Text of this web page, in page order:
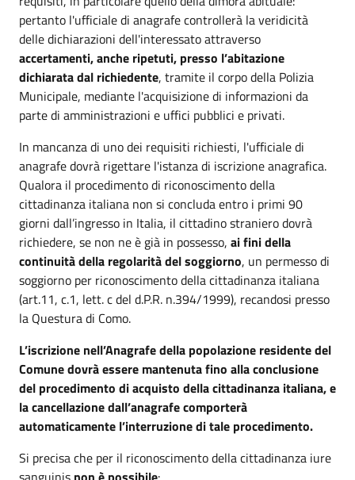
pertanto l'ufficiale di anagrafe controllerà la veridicità
delle dichiarazioni dell'interessato attraverso
accertamenti, anche ripetuti, presso l’abitazione
dichiarata dal richiedente, tramite il corpo della Polizia
Municipale, mediante l'acquisizione di informazioni da
parte di amministrazioni e uffici pubblici e privati.
In mancanza di uno dei requisiti richiesti, l'ufficiale di
anagrafe dovrà rigettare l'istanza di iscrizione anagrafica.
Qualora il procedimento di riconoscimento della
cittadinanza italiana non si concluda entro i primi 90
giorni dall’ingresso in Italia, il cittadino straniero dovrà
richiedere, se non ne è già in possesso, ai fini della
continuità della regolarità del soggiorno, un permesso di
soggiorno per riconoscimento della cittadinanza italiana
(art.11, c.1, lett. c del d.P.R. n.394/1999), recandosi presso
la Questura di Como.
L’iscrizione nell’Anagrafe della popolazione residente del
Comune dovrà essere mantenuta fino alla conclusione
del procedimento di acquisto della cittadinanza italiana, e
la cancellazione dall’anagrafe comporterà
automaticamente l’interruzione di tale procedimento.
Si precisa che per il riconoscimento della cittadinanza iure